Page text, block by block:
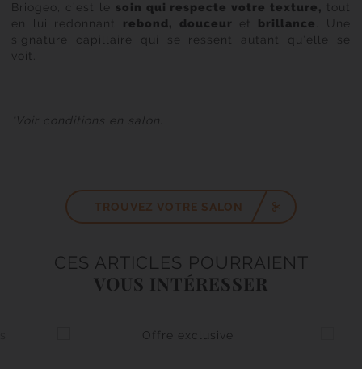
Briogeo, c’est le soin qui respecte votre texture, tout
en lui redonnant rebond, douceur et brillance
. Une
signature capillaire qui se ressent autant qu’elle se
voit.
*Voir conditions en salon.
TROUVEZ VOTRE SALON
CES ARTICLES POURRAIENT
VOUS INTÉRESSER